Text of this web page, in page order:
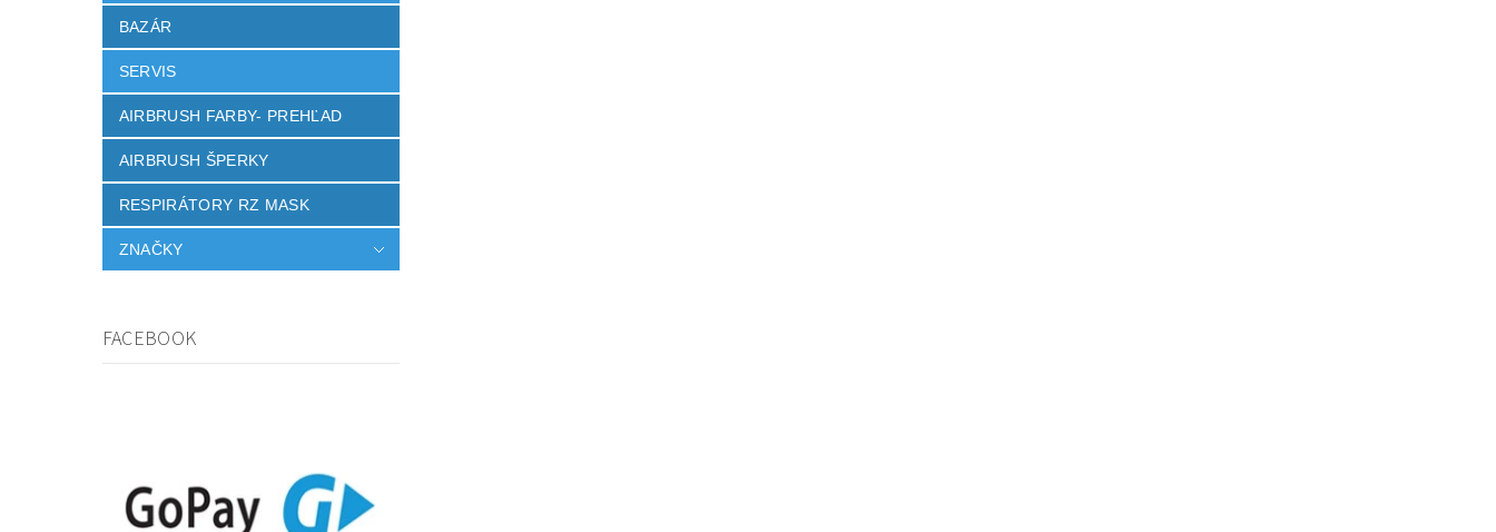
BAZÁR
SERVIS
AIRBRUSH FARBY- PREHĽAD
AIRBRUSH ŠPERKY
RESPIRÁTORY RZ MASK
ZNAČKY
FACEBOOK